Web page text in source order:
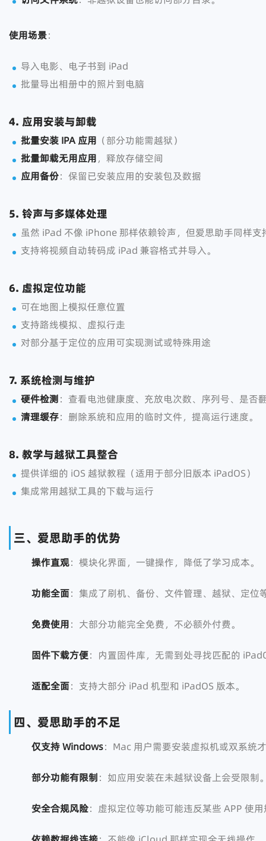
使用场景：
导入电影、电子书到 iPad
批量导出相册中的照片到电脑
4. 应用安装与卸载
批量安装 IPA 应用 （部分功能需越狱）
批量卸载无用应用，释放存储空间
应用备份：保留已安装应用的安装包及数据
5. 铃声与多媒体处理
虽然 iPad 不像 iPhone 那样依赖铃声，但爱思助手同样
支持将视频自动转码成 iPad 兼容格式并导入。
6. 虚拟定位功能
可在地图上模拟任意位置
支持路线模拟、虚拟行走
对部分基于定位的应用可实现测试或特殊用途
7. 系统检测与维护
硬件检测：查看电池健康度、充放电次数、序列号、是否
清理缓存：删除系统和应用的临时文件，提高运行速度。
8. 教学与越狱工具整合
提供详细的 iOS 越狱教程（适用于部分旧版本 iPadOS）
集成常用越狱工具的下载与运行
三、爱思助手的优势
操作直观：模块化界面，一键操作，降低了学习成本。
功能全面：集成了刷机、备份、文件管理、越狱、定位
免费使用：大部分功能完全免费，不必额外付费。
固件下载方便：内置固件库，无需到处寻找匹配的
适配全面：支持大部分 iPad 机型和 iPadOS 版本。
四、爱思助手的不足
仅支持 Windows：Mac 用户需要安装虚拟机或双系统
部分功能有限制：如应用安装在未越狱设备上会受限制
安全合规风险：虚拟定位等功能可能违反某些 APP 使